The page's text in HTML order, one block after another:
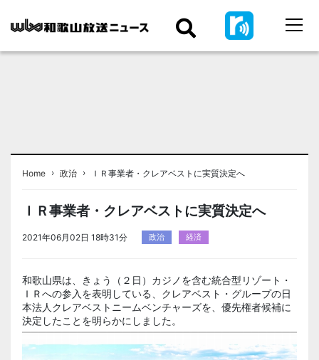
Home › 政治 › ＩＲ事業者・クレアベストに実質決定へ
ＩＲ事業者・クレアベストに実質決定へ
2021年06月02日 18時31分 政治 経済
和歌山県は、きょう（２日）カジノを含む統合型リゾート・
ＩＲへの参入を表明している、クレアベスト・グループの日
本法人クレアベストニームベンチャーズを、優先権者候補に
決定したことを明らかにしました。